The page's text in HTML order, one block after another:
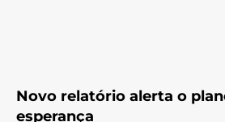
Novo relatório alerta o
esperança